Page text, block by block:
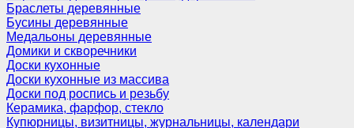
Браслеты деревянные
Бусины деревянные
Медальоны деревянные
Домики и скворечники
Доски кухонные
Доски кухонные из массива
Доски под роспись и резьбу
Керамика, фарфор, стекло
Купюрницы, визитницы, журнальницы, календари